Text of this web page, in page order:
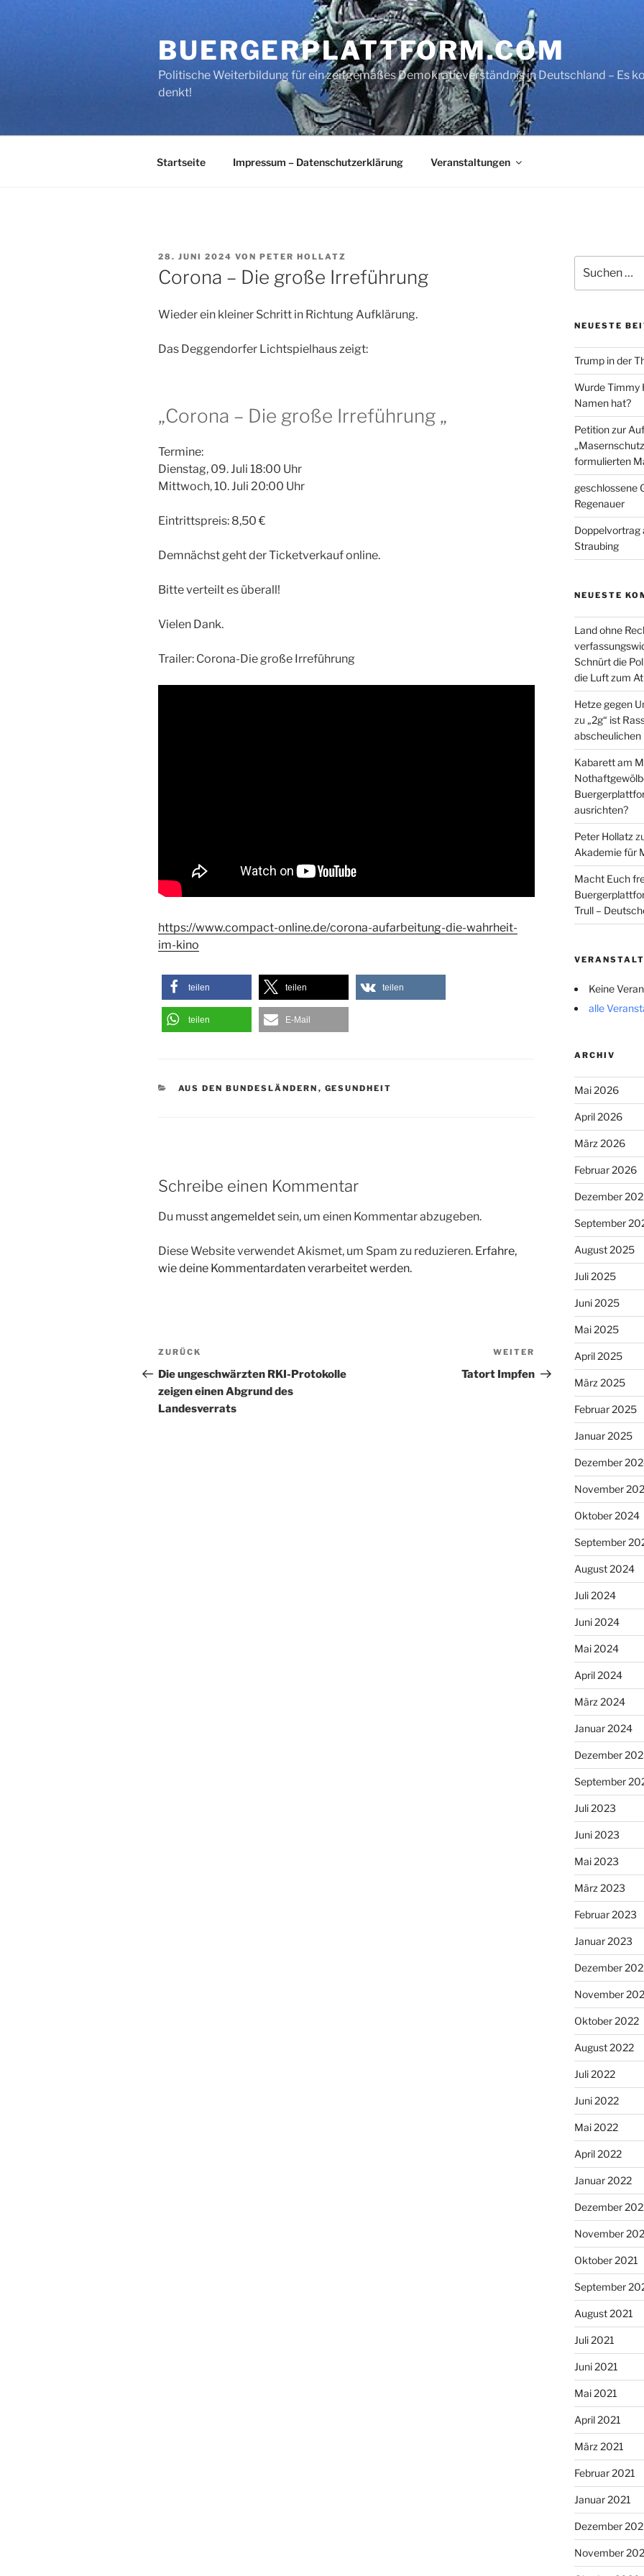
BUERGERPLATTFORM.COM
Politische Weiterbildung für ein zeitgemäßes Demokratieverständnis in Deutschland – Es
denkt!
Startseite Impressum – Datenschutzerklärung Veranstaltungen
VERÖFFENTLICHT
AM
28. JUNI 2024 VON PETER HOLLATZ
Corona – Die große Irreführung
Wieder ein kleiner Schritt in Richtung Aufklärung.
Das Deggendorfer Lichtspielhaus zeigt:
„Corona – Die große Irreführung „
Termine:
Dienstag, 09. Juli 18:00 Uhr
Mittwoch, 10. Juli 20:00 Uhr
Eintrittspreis: 8,50 €
Demnächst geht der Ticketverkauf online.
Bitte verteilt es überall!
Vielen Dank.
Trailer: Corona-Die große Irreführung
https://www.compact-online.de/corona-aufarbeitung-die-wahrheit-
im-kino
teilen teilen teilen
teilen E-Mail
KATEGORIEN
AUS DEN BUNDESLÄNDERN , GESUNDHEIT
Schreibe einen Kommentar
Du musstangemeldetsein, um einen Kommentar abzugeben.
Diese Website verwendet Akismet, um Spam zu reduzieren. Erfahre,
wie deine Kommentardaten verarbeitet werden.
Beitragsnavigation
Vorheriger
Beitrag
ZURÜCK
Die ungeschwärzten RKI-Protokolle
zeigen einen Abgrund des
Landesverrats
Nächster
Beitrag
WEITER
Tatort Impfen
nach:
NEUESTE
Trump in der
Wurde Timmy
Namen hat?
Petition zur
formulierten
geschlossene
Regenauer
Doppelvortrag
Straubing
NEUESTE
Land ohne
Schnürt die
die Luft zum
Hetze gegen
zu „2g“ ist
abscheulichen
Kabarett am
ausrichten?
Peter Hollatz
Akademie für
Macht Euch
Trull –
Keine
alle
ARCHIV
Mai 2026
April 2026
März 2026
Februar 2026
Dezember
September
August 2025
Juli 2025
Juni 2025
Mai 2025
April 2025
März 2025
Februar 2025
Januar 2025
Dezember
November
Oktober 2024
September
August 2024
Juli 2024
Juni 2024
Mai 2024
April 2024
März 2024
Januar 2024
Dezember
September
Juli 2023
Juni 2023
Mai 2023
März 2023
Februar 2023
Januar 2023
Dezember
November
Oktober 2022
August 2022
Juli 2022
Juni 2022
Mai 2022
April 2022
Januar 2022
Dezember
November
Oktober 2021
September
August 2021
Juli 2021
Juni 2021
Mai 2021
April 2021
März 2021
Februar 2021
Januar 2021
Dezember
November